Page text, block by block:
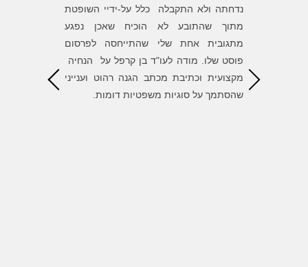
נדחתה ולא התקבלה כלל על-ידיי השופטת
מתוך שהתובע לא הוכיח שאכן נפגע
מתגובית אחת שלי שהתייחסה לפרסום
פוסט שלו. מודה לעו"ד בן קרפל על הנחיה
מקצועית וכתיבת מכתב הגנה רהוט וענייני
שהסתמך על סוגיות משפטיות דומות.